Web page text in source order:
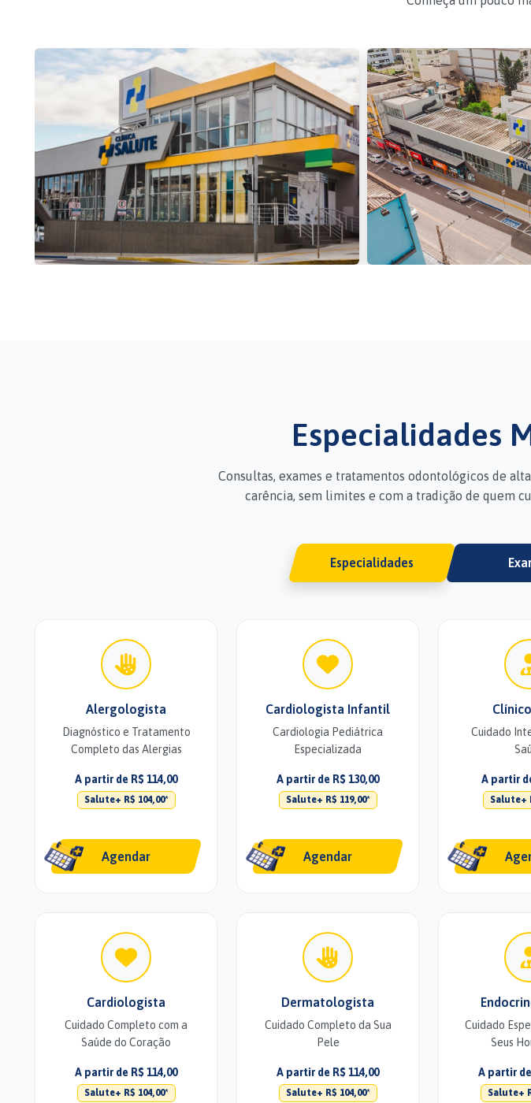
Especialidades
Consultas, exames e tratamentos odontológicos de
carência, sem limites e com a tradição de quem
Especialidades
Alergologista
Diagnóstico e Tratamento
Completo das Alergias
A partir de R$ 114,00
Salute+ R$ 104,00*
Agendar
Cardiologista Infantil
Cardiologia Pediátrica
Especializada
A partir de R$ 130,00
Salute+ R$ 119,00*
Agendar
Cuidado
A partir
Salute+
Cardiologista
Cuidado Completo com a
Saúde do Coração
A partir de R$ 114,00
Salute+ R$ 104,00*
Dermatologista
Cuidado Completo da Sua
Pele
A partir de R$ 114,00
Salute+ R$ 104,00*
Cuidado
Seus
A partir de
Salute+